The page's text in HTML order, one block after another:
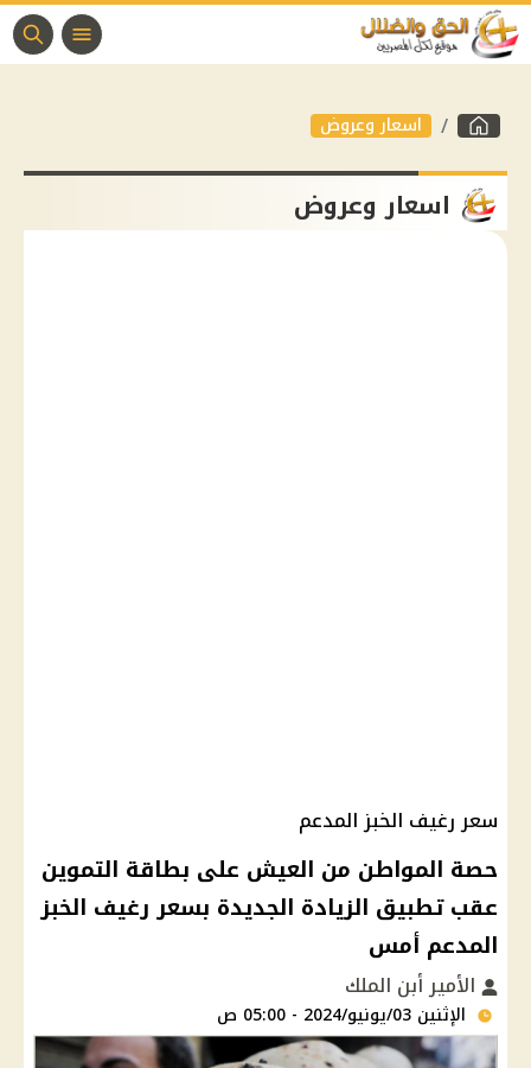
اسعار وعروض
اسعار وعروض
سعر رغيف الخبز المدعم
حصة المواطن من العيش على بطاقة التموين
عقب تطبيق الزيادة الجديدة بسعر رغيف الخبز
المدعم أمس
الأمير أبن الملك
الإثنين 03/يونيو/2024 - 05:00 ص